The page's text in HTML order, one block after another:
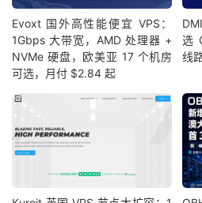
Evoxt 国外高性能便宜 VPS：
1Gbps 大带宽，AMD 处理器 +
NVMe 硬盘，欧美亚 17 个机房
可选，月付 $2.84 起
选
线